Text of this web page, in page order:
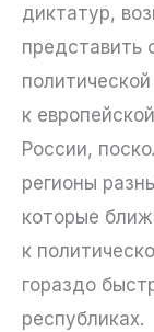
диктатур,
представить
к
России,
регионы
которые
к
гораздо
республиках.